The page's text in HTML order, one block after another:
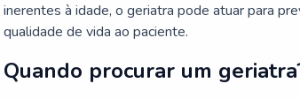
inerentes à idade, o geriatra pode atuar para
qualidade de vida ao paciente.
Quando procurar um